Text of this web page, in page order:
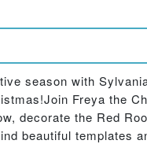
season with
Freya the
decorate the Red
beautiful templates